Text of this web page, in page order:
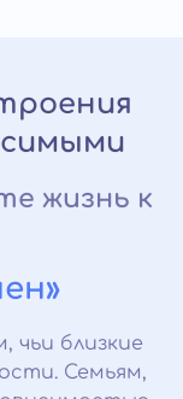
жизнь к
чьи близкие
Семьям,